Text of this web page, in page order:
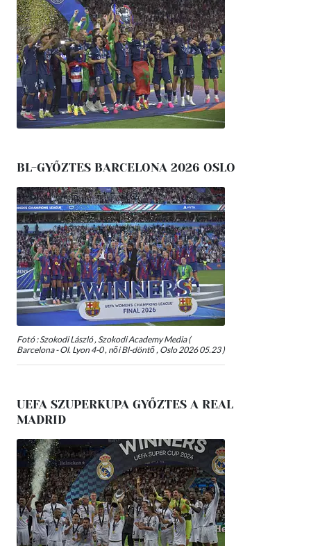
BL-GYŐZTES BARCELONA 2026 OSLO
Fotó : Szokodi László , Szokodi Academy Media (
Barcelona - Ol. Lyon 4-0 , női Bl-döntő , Oslo 2026 05.23 )
UEFA SZUPERKUPA GYŐZTES A REAL
MADRID